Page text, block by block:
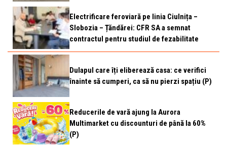
Electrificare feroviară pe linia Ciulnița –
Slobozia – Țăndărei: CFR SA a semnat
contractul pentru studiul de fezabilitate
Dulapul care îți eliberează casa: ce verifici
înainte să cumperi, ca să nu pierzi spațiu (P)
Reducerile de vară ajung la Aurora
Multimarket cu discounturi de până la 60%
(P)